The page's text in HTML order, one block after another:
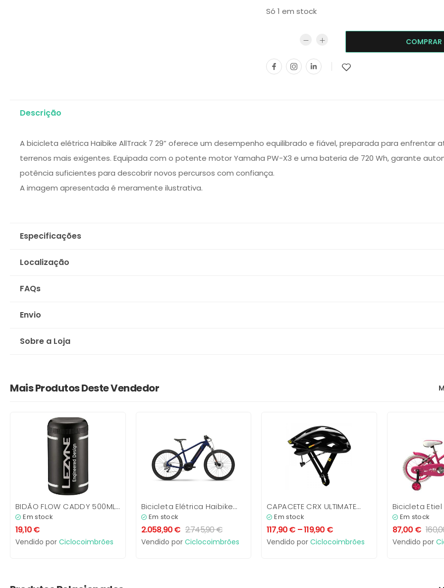
Só 1 em stock
COMPRAR
Descrição
A bicicleta elétrica Haibike AllTrack 7 29” oferece um desempenho equilibrado e fiável, preparada para enfrentar
terrenos mais exigentes. Equipada com o potente motor Yamaha PW-X3 e uma bateria de 720 Wh, garante
potência suficientes para descobrir novos percursos com confiança.
A imagem apresentada é meramente ilustrativa.
Especificações
Localização
FAQs
Envio
Sobre a Loja
Mais Produtos Deste Vendedor
BIDÃO FLOW CADDY 500ML
PARA FERRAMENTAS
C/ORGANIZER
Em stock
19,10€
Vendido por Ciclocoimbrões
Bicicleta Elétrica Haibike
Alltrack 4 27,5”
Em stock
2.058,90€ 2.745,90€
Vendido por Ciclocoimbrões
CAPACETE CRX ULTIMATE
MAVIC
Em stock
117,90€ –119,90 €
Vendido por Ciclocoimbrões
Bicicleta Etiel
16″Em stock
87,00 €
Vendido por